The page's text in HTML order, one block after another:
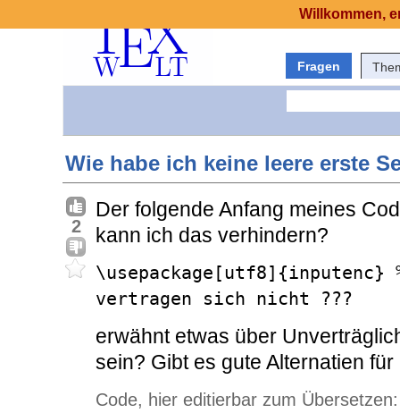
Fragen
Wie habe ich keine leere erste
2
Der folgende Anfang meines
kann ich das verhindern?
vertragen sich nicht ???
erwähnt etwas über
sein? Gibt es gute Alternatien für
Code, hier editierbar zum Übersetzen:
Willkommen,